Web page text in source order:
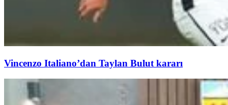
Vincenzo Italiano’dan Taylan Bulut kararı